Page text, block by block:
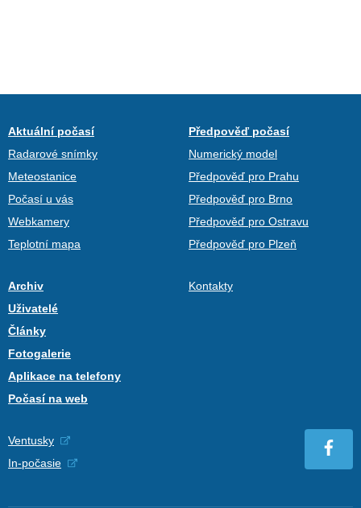
Aktuální počasí
Radarové snímky
Meteostanice
Počasí u vás
Webkamery
Teplotní mapa
Předpověď počasí
Numerický model
Předpověď pro Prahu
Předpověď pro Brno
Předpověď pro Ostravu
Předpověď pro Plzeň
Archiv
Uživatelé
Články
Fotogalerie
Aplikace na telefony
Počasí na web
Kontakty
Ventusky
In-počasie